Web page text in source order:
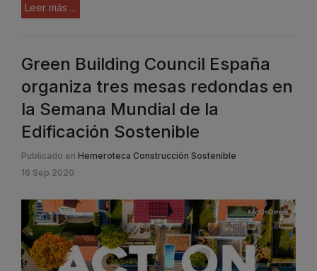
Leer más ...
Green Building Council España
organiza tres mesas redondas en
la Semana Mundial de la
Edificación Sostenible
Publicado en Hemeroteca Construcción Sostenible
16 Sep 2020